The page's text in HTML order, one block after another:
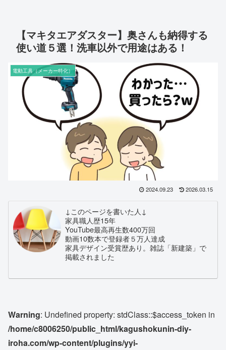
【マキタエアダスター】奥さんも納得する
使い道５選！洗車以外で用途はある！
電動工具（メーカー特化）
2024.09.23 2026.03.15
↓このページを書いた人↓
家具職人歴15年
YouTube最高再生数400万回
動画10数本で登録者５万人達成
家具デザイン受賞歴あり。雑誌「新建築」で
掲載されました
Warning: Undefined property: stdClass::$access_token in
/home/c8006250/public_html/kagushokunin-diy-
iroha.com/wp-content/plugins/yyi-